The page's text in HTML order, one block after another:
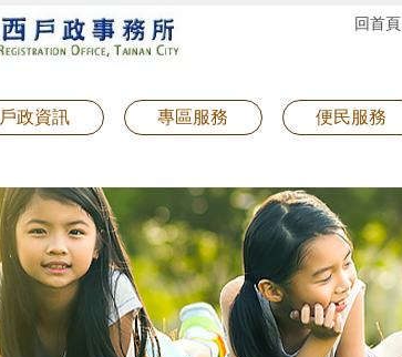
回首頁
戶政資訊 專區服務 便民服務